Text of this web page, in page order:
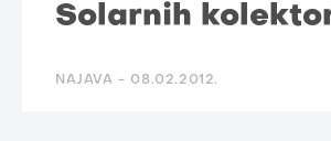
Solarnih
NAJAVA - 08.02.2012.